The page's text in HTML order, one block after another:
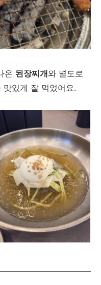
온 된장찌개와 별도로
있게 잘 먹었어요.